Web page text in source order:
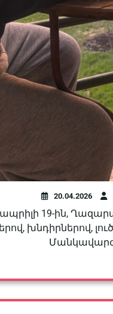
20.04.2026
19-ին,
խնդիրներով,